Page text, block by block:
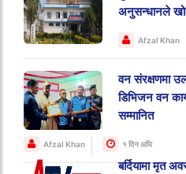
अनुसन्धानले
Afzal Khan
वन संरक्षणमा
डिभिजन वन
सम्मानित
Afzal Khan १ दिन अघि
बर्दियामा मृत